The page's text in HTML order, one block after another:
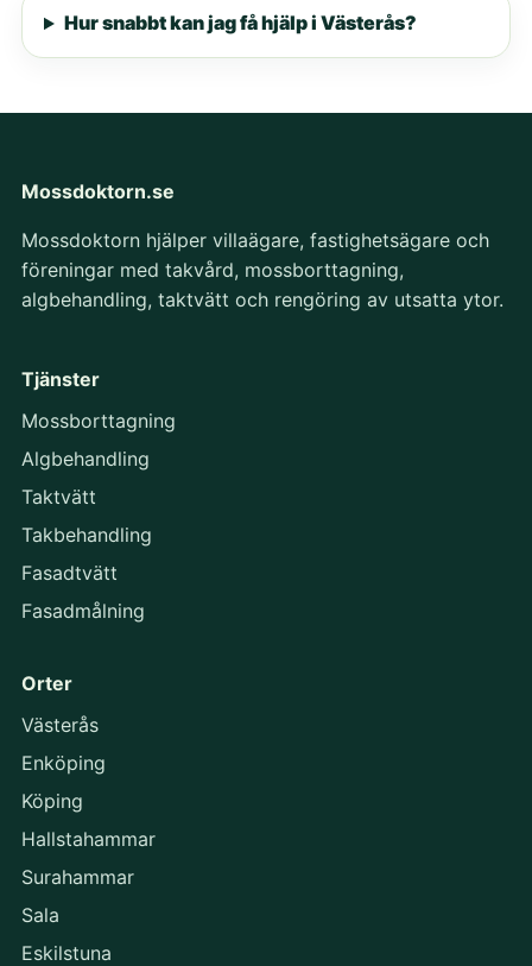
Hur snabbt kan jag få hjälp i Västerås?
Mossdoktorn.se
Mossdoktorn hjälper villaägare, fastighetsägare och
föreningar med takvård, mossborttagning,
algbehandling, taktvätt och rengöring av utsatta ytor.
Tjänster
Mossborttagning
Algbehandling
Taktvätt
Takbehandling
Fasadtvätt
Fasadmålning
Orter
Västerås
Enköping
Köping
Hallstahammar
Surahammar
Sala
Eskilstuna